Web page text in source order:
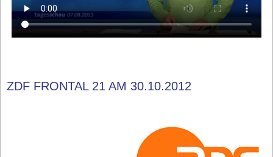
ZDF FRONTAL 21 AM 30.10.2012